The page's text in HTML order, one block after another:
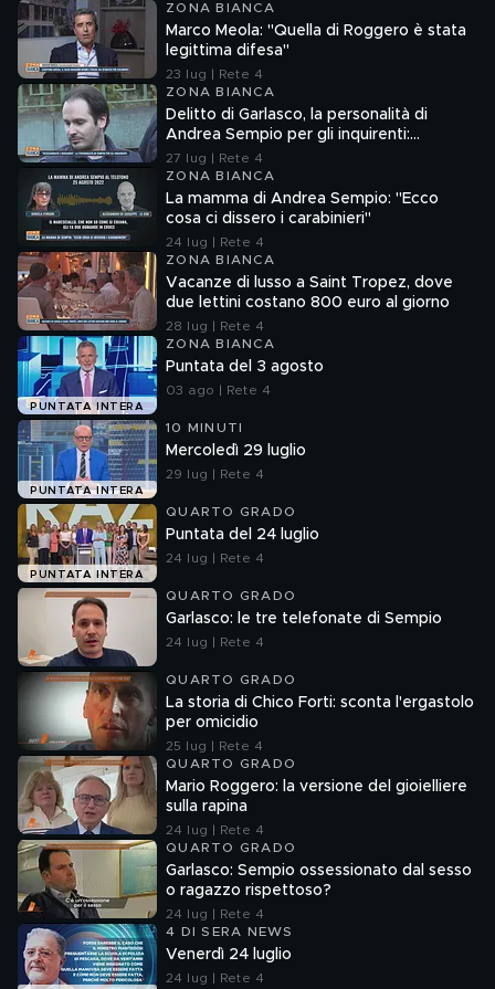
ZONA BIANCA
Marco Meola: "Quella di Roggero è stata
legittima difesa"
23 lug | Rete 4
ZONA BIANCA
Delitto di Garlasco, la personalità di
Andrea Sempio per gli inquirenti:
"Ossessionato e bugiardo"
27 lug | Rete 4
ZONA BIANCA
La mamma di Andrea Sempio: "Ecco
cosa ci dissero i carabinieri"
24 lug | Rete 4
ZONA BIANCA
Vacanze di lusso a Saint Tropez, dove
due lettini costano 800 euro al giorno
28 lug | Rete 4
PUNTATA INTERA
ZONA BIANCA
Puntata del 3 agosto
03 ago | Rete 4
PUNTATA INTERA
10 MINUTI
Mercoledì 29 luglio
29 lug | Rete 4
PUNTATA INTERA
QUARTO GRADO
Puntata del 24 luglio
24 lug | Rete 4
QUARTO GRADO
Garlasco: le tre telefonate di Sempio
24 lug | Rete 4
QUARTO GRADO
La storia di Chico Forti: sconta l'ergastolo
per omicidio
25 lug | Rete 4
QUARTO GRADO
Mario Roggero: la versione del gioielliere
sulla rapina
24 lug | Rete 4
QUARTO GRADO
Garlasco: Sempio ossessionato dal sesso
o ragazzo rispettoso?
24 lug | Rete 4
4 DI SERA NEWS
Venerdì 24 luglio
24 lug | Rete 4